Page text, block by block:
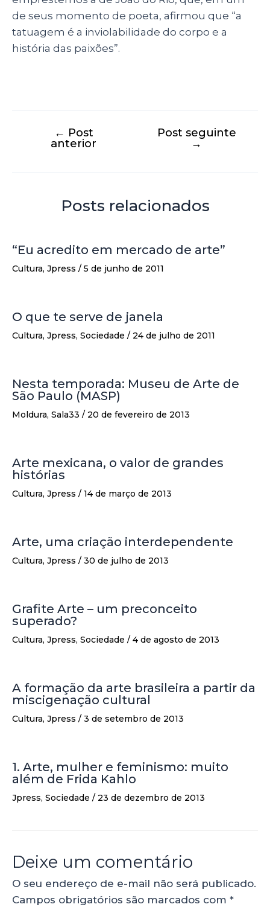
de seus momento de poeta, afirmou que “a
tatuagem é a inviolabilidade do corpo e a
história das paixões”.
← Post
anterior
Post seguinte
→
Posts relacionados
“Eu acredito em mercado de arte”
Cultura, Jpress / 5 de junho de 2011
O que te serve de janela
Cultura, Jpress, Sociedade / 24 de julho de 2011
Nesta temporada: Museu de Arte de
São Paulo (MASP)
Moldura, Sala33 / 20 de fevereiro de 2013
Arte mexicana, o valor de grandes
histórias
Cultura, Jpress / 14 de março de 2013
Arte, uma criação interdependente
Cultura, Jpress / 30 de julho de 2013
Grafite Arte – um preconceito
superado?
Cultura, Jpress, Sociedade / 4 de agosto de 2013
A formação da arte brasileira a partir da
miscigenação cultural
Cultura, Jpress / 3 de setembro de 2013
1. Arte, mulher e feminismo: muito
além de Frida Kahlo
Jpress, Sociedade / 23 de dezembro de 2013
Deixe um comentário
O seu endereço de e-mail não será publicado.
Campos obrigatórios são marcados com *